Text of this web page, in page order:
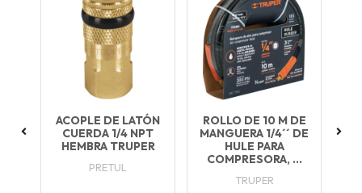
ACOPLE DE LATÓN
CUERDA 1/4 NPT
HEMBRA TRUPER
PRETUL
ROLLO DE 10 M DE
MANGUERA 1/4´´ DE
HULE PARA
COMPRESORA, ...
TRUPER